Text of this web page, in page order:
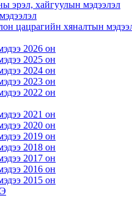
эрэл, хайгуулын мэдээлэл
цацрагийн хяналтын
2026 он
2025 он
2024 он
2023 он
2022 он
2021 он
2020 он
2019 он
2018 он
2017 он
2016 он
2015 он